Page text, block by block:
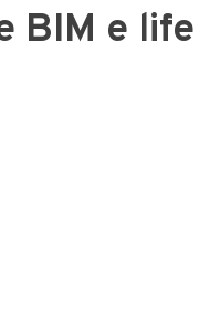
BIM e life